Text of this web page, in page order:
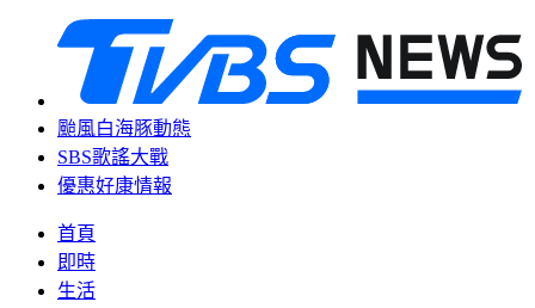
颱風白海豚動態
SBS歌謠大戰
優惠好康情報
首頁
即時
生活